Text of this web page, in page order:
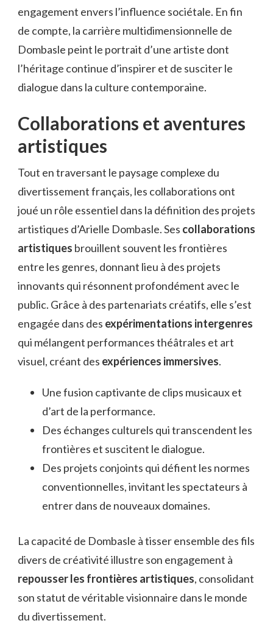
engagement envers l’influence sociétale. En fin
de compte, la carrière multidimensionnelle de
Dombasle peint le portrait d’une artiste dont
l’héritage continue d’inspirer et de susciter le
dialogue dans la culture contemporaine.
Collaborations et aventures
artistiques
Tout en traversant le paysage complexe du
divertissement français, les collaborations ont
joué un rôle essentiel dans la définition des projets
artistiques d’Arielle Dombasle. Ses collaborations
artistiques brouillent souvent les frontières
entre les genres, donnant lieu à des projets
innovants qui résonnent profondément avec le
public. Grâce à des partenariats créatifs, elle s’est
engagée dans des expérimentations intergenres
qui mélangent performances théâtrales et art
visuel, créant des expériences immersives.
Une fusion captivante de clips musicaux et
d’art de la performance.
Des échanges culturels qui transcendent les
frontières et suscitent le dialogue.
Des projets conjoints qui défient les normes
conventionnelles, invitant les spectateurs à
entrer dans de nouveaux domaines.
La capacité de Dombasle à tisser ensemble des fils
divers de créativité illustre son engagement à
repousser les frontières artistiques, consolidant
son statut de véritable visionnaire dans le monde
du divertissement.